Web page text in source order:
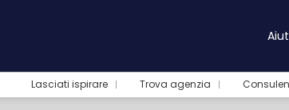
Lasciati ispirare Trova agenzia